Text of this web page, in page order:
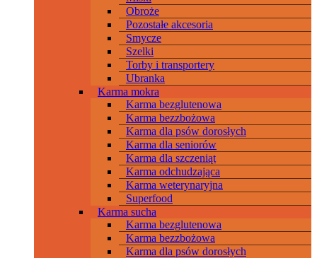
Obroże
Pozostałe akcesoria
Smycze
Szelki
Torby i transportery
Ubranka
Karma mokra
Karma bezglutenowa
Karma bezzbożowa
Karma dla psów dorosłych
Karma dla seniorów
Karma dla szczeniąt
Karma odchudzająca
Karma weterynaryjna
Superfood
Karma sucha
Karma bezglutenowa
Karma bezzbożowa
Karma dla psów dorosłych